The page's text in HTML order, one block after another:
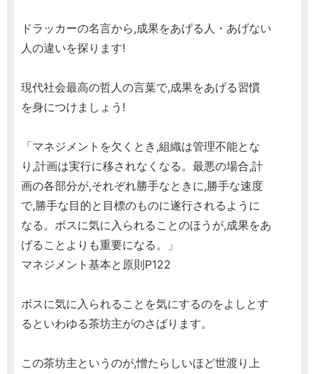
ドラッカーの名言から,成果をあげる人・あげない
人の違いを探ります!
現代社会最高の哲人の言葉で,成果をあげる習慣
を身につけましょう!
「マネジメントを欠くとき,組織は管理不能とな
り,計画は実行に移されなくなる。最悪の場合,計
画の各部分が,それぞれ勝手なときに,勝手な速度
で,勝手な目的と目標のものに遂行されるように
なる。ボスに気に入られることのほうが,成果をあ
げることよりも重要になる。」
マネジメント基本と原則P122
ボスに気に入られることを気にするのをよしとす
るといわゆる茶坊主がのさばります。
この茶坊主というのが,憎たらしいほど世渡り上